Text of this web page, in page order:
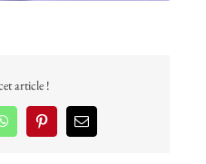
article !
WhatsAppPinterestEmail